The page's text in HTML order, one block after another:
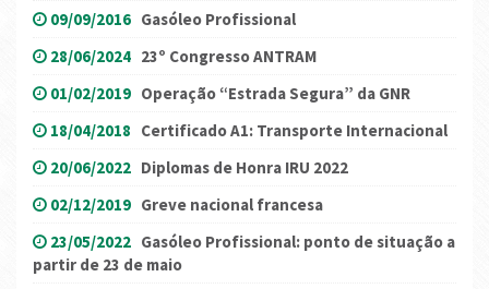
09/09/2016 Gasóleo Profissional
28/06/2024 23º Congresso ANTRAM
01/02/2019 Operação “Estrada Segura” da GNR
18/04/2018 Certificado A1: Transporte Internacional
20/06/2022 Diplomas de Honra IRU 2022
02/12/2019 Greve nacional francesa
23/05/2022 Gasóleo Profissional: ponto de situação a
partir de 23 de maio